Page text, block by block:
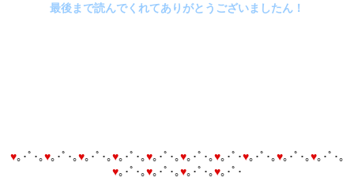
最後まで読んでくれてありがとうございましたん！
♥｡･ﾟ･｡♥｡･ﾟ･｡♥｡･ﾟ･｡♥｡･ﾟ･｡♥｡･ﾟ･｡♥｡･ﾟ･｡♥｡･ﾟ･♥｡･ﾟ･｡♥｡･ﾟ･｡♥｡･ﾟ･｡
♥｡･ﾟ･｡♥｡･ﾟ･｡♥｡･ﾟ･｡♥｡･ﾟ･